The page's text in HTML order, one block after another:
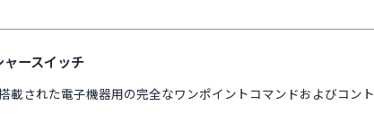
ースイッチ
された電子機器用の完全なワンポイントコマンドおよびコント